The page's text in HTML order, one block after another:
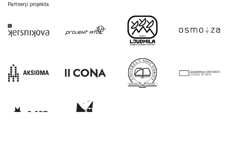
Partnerji projekta